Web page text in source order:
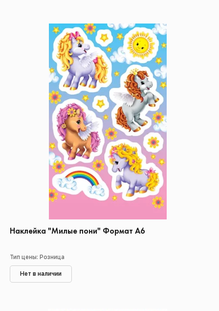
Наклейка "Милые пони" Формат А6
Тип цены: Розница
Нет в наличии